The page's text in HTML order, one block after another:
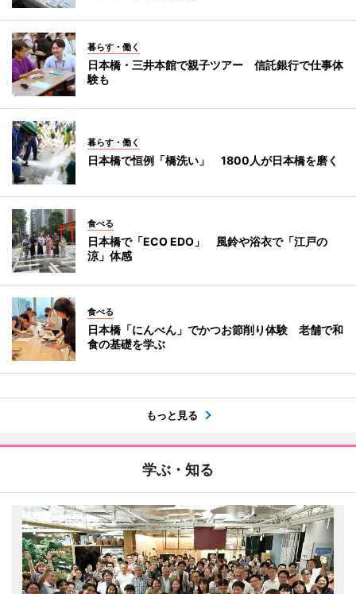
暮らす・働く
日本橋・三井本館で親子ツアー 信託銀行で仕事体
験も
暮らす・働く
日本橋で恒例「橋洗い」 1800人が日本橋を磨く
食べる
日本橋で「ECO EDO」 風鈴や浴衣で「江戸の
涼」体感
食べる
日本橋「にんべん」でかつお節削り体験 老舗で和
食の基礎を学ぶ
もっと見る
学ぶ・知る